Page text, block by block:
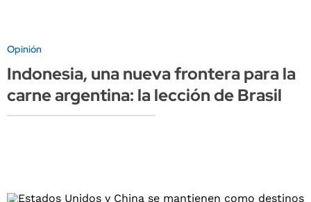
Opinión
Indonesia, una nueva frontera para la
carne argentina: la lección de Brasil